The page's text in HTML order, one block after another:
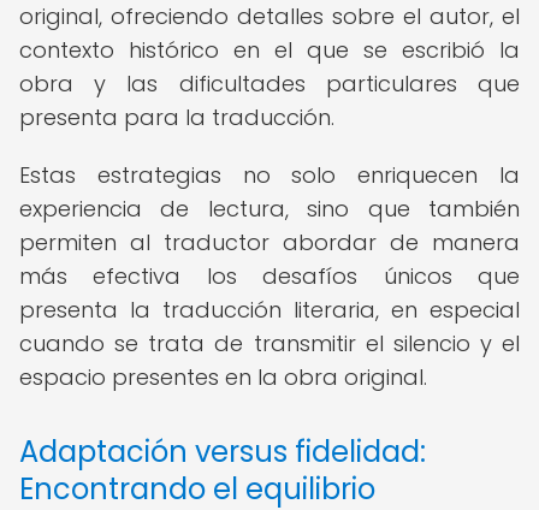
original, ofreciendo detalles sobre el autor, el
contexto histórico en el que se escribió la
obra y las dificultades particulares que
presenta para la traducción.
Estas estrategias no solo enriquecen la
experiencia de lectura, sino que también
permiten al traductor abordar de manera
más efectiva los desafíos únicos que
presenta la traducción literaria, en especial
cuando se trata de transmitir el silencio y el
espacio presentes en la obra original.
Adaptación versus fidelidad:
Encontrando el equilibrio